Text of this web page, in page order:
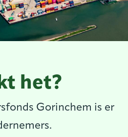
het?
Gorinchem is er